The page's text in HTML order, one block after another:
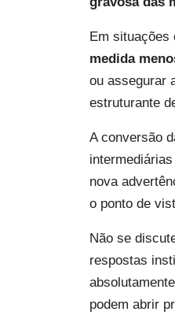
Em situações
medida
ou assegurar
estruturante
A conversão
nova
o ponto de
Não se
respostas
podem abrir